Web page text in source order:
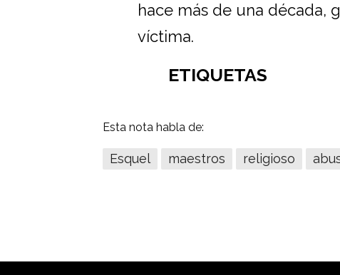
hace más de una década,
víctima.
ETIQUETAS
Esta nota habla de:
Esquel maestros religioso